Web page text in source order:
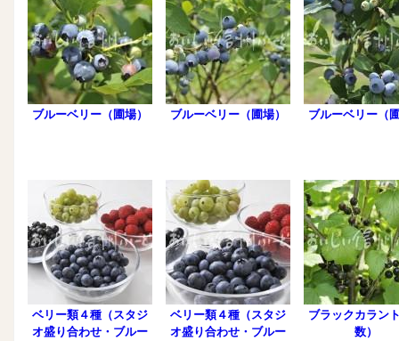
ブルーベリー（圃場） ブルーベリー（圃場） ブルーベリー（
ベリー類４種（スタジ
オ盛り合わせ・ブルー
ベリー類４種（スタジ
オ盛り合わせ・ブルー
ブラックカラン
数）